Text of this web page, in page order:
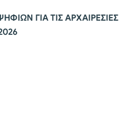
ΓΙΑ ΤΙΣ ΑΡΧΑΙΡΕΣΙΕΣ